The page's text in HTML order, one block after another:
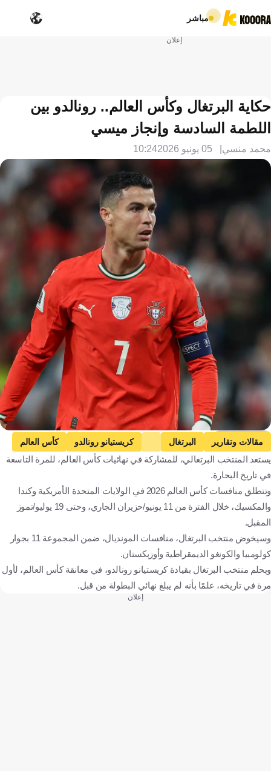
مباشر
إعلان
حكاية البرتغال وكأس العالم.. رونالدو بين
اللطمة السادسة وإنجاز ميسي
محمد منسي 05 يونيو 2026 10:24
Getty Images
مقالات وتقارير البرتغال كريستيانو رونالدو
كأس العالم
ليونيل ميسي
النصر البرتغال
المملكة العربية السعودية
كرة قدم
يستعد المنتخب البرتغالي، للمشاركة في نهائيات كأس العالم، للمرة التاسعة
في تاريخ البحارة.
وتنطلق منافسات كأس العالم 2026 في الولايات المتحدة الأمريكية وكندا
والمكسيك، خلال الفترة من 11 يونيو/حزيران الجاري، وحتى 19 يوليو/تموز
المقبل.
وسيخوض منتخب البرتغال، منافسات المونديال، ضمن المجموعة 11 بجوار
كولومبيا والكونغو الديمقراطية وأوزبكستان.
ويحلم منتخب البرتغال بقيادة كريستيانو رونالدو، في معانقة كأس العالم، لأول
مرة في تاريخه، علمًا بأنه لم يبلغ نهائي البطولة من قبل.
إعلان